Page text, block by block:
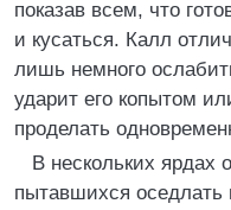
показав всем, что
и кусаться. Калл
лишь немного
ударит его копытом
проделать
В нескольких ярдах
пытавшихся оседлать